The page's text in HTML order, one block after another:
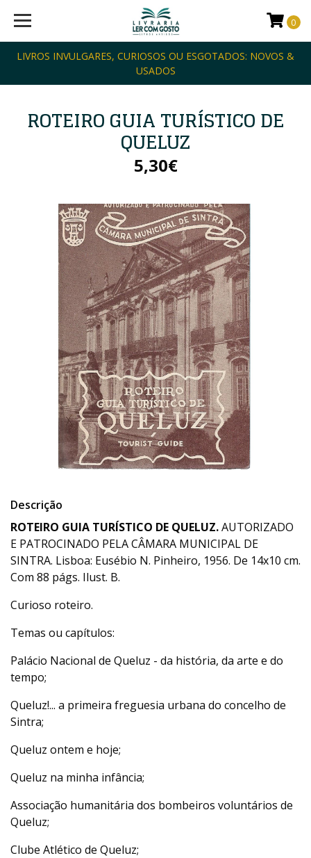
LIVROS INVULGARES, CURIOSOS OU ESGOTADOS: NOVOS &
USADOS
0
ROTEIRO GUIA TURÍSTICO DE
QUELUZ
5,30€
Descrição
ROTEIRO GUIA TURÍSTICO DE QUELUZ.AUTORIZADO
E PATROCINADO PELA CÂMARA MUNICIPAL DE
SINTRA. Lisboa: Eusébio N. Pinheiro, 1956. De 14x10 cm.
Com 88 págs. Ilust. B.
Curioso roteiro.
Temas ou capítulos:
Palácio Nacional de Queluz - da história, da arte e do
tempo;
Queluz!... a primeira freguesia urbana do concelho de
Sintra;
Queluz ontem e hoje;
Queluz na minha infância;
Associação humanitária dos bombeiros voluntários de
Queluz;
Clube Atlético de Queluz;